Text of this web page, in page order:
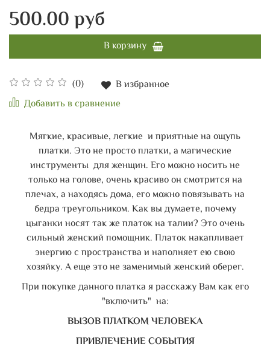
(0)
В избранное
Добавить в сравнение
500.00 руб
В корзину
Мягкие, красивые, легкие и приятные на ощупь
платки. Это не просто платки, а магические
инструменты для женщин. Его можно носить не
только на голове, очень красиво он смотрится на
плечах, а находясь дома, его можно повязывать на
бедра треугольником. Как вы думаете, почему
цыганки носят так же платок на талии? Это очень
сильный женский помощник. Платок накапливает
энергию с пространства и наполняет ею свою
хозяйку. А еще это не заменимый женский оберег.
При покупке данного платка я расскажу Вам как его
"включить" на:
ВЫЗОВ ПЛАТКОМ ЧЕЛОВЕКА
ПРИВЛЕЧЕНИЕ СОБЫТИЯ